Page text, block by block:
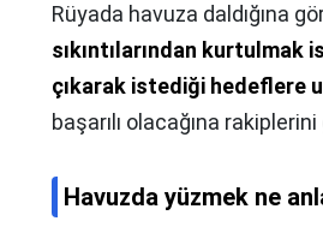
Rüyada havuza daldığına
sıkıntılarından kurtulmak
çıkarak istediği hedeflere
başarılı olacağına
Havuzda yüzmek ne